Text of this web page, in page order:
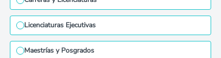
Licenciaturas Ejecutivas
Maestrías y Posgrados